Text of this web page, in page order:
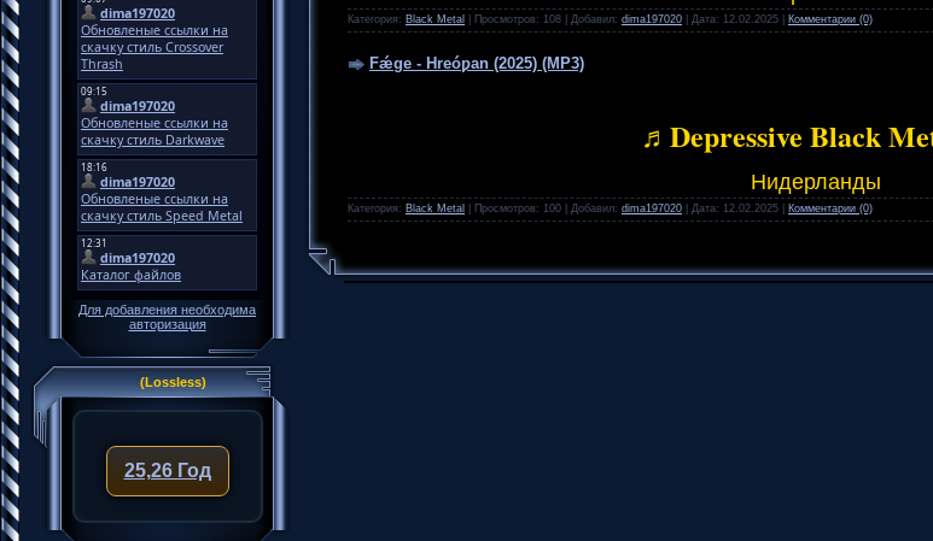
Для добавления необходима
авторизация
(Lossless)
25,26 Год
Категория: Black Metal Просмотров: 108 Добавил: dima197020 Дата: 12.02.2025 Комментарии (0)
Fǽge - Hreóƿan (2025) (MP3)
♬Depressive Black
Нидерланды
Категория: Black Metal Просмотров: 100 Добавил: dima197020 Дата: 12.02.2025 Комментарии (0)